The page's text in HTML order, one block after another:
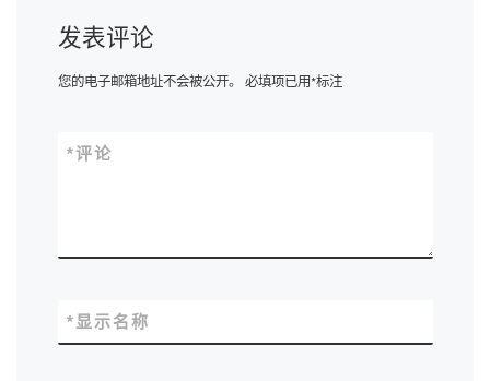
发表评论
您的电子邮箱地址不会被公开。 必填项已用*标注
评论
*
显示名称
*